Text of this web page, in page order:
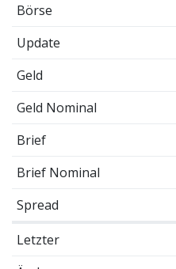
Börse
Update
Geld
Geld Nominal
Brief
Brief Nominal
Spread
Letzter